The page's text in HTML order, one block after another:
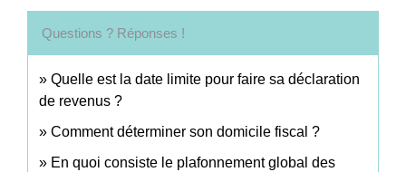
Questions ? Réponses !
Quelle est la date limite pour faire sa déclaration
de revenus ?
Comment déterminer son domicile fiscal ?
En quoi consiste le plafonnement global des